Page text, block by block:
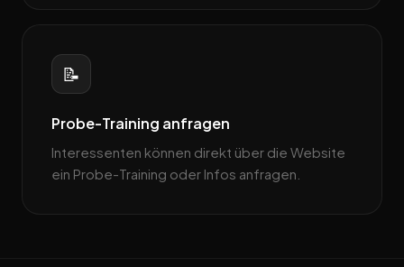
📝
Probe-Training anfragen
Interessenten können direkt über die Website
ein Probe-Training oder Infos anfragen.